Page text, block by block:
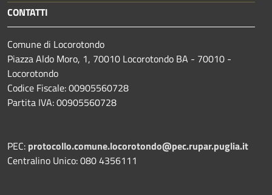
CONTATTI
Comune di Locorotondo
Piazza Aldo Moro, 1, 70010 Locorotondo BA - 70010 -
Locorotondo
Codice Fiscale: 00905560728
Partita IVA: 00905560728
PEC: protocollo.comune.locorotondo@pec.rupar.puglia.it
Centralino Unico: 080 4356111